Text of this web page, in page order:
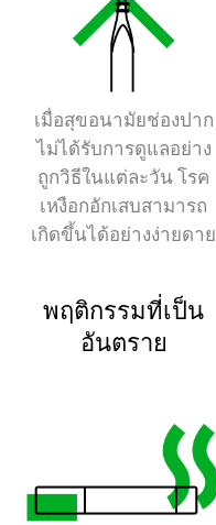
เมื่อสุขอนามัยช่องปาก
ไม่ได้รับการดูแลอย่าง
ถูกวิธีในแต่ละวัน โรค
เหงือกอักเสบสามารถ
เกิดขึ้นได้อย่างง่ายดาย
พฤติกรรมที่เป็น
อันตราย